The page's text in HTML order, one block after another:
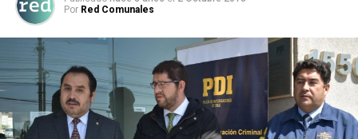
Por Red Comunales